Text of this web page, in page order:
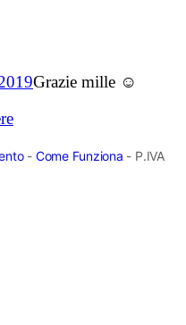
Grazie mille ☺️
- Come Funziona - P.IVA